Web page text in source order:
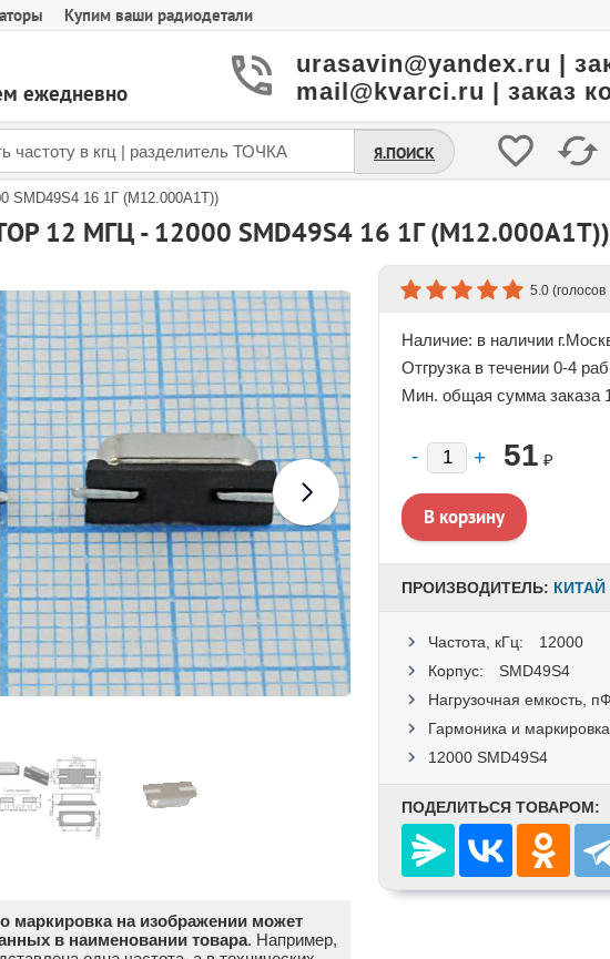
Купим ваши радиодетали
ежедневно
urasavin@yandex.ru |
mail@kvarci.ru | заказ
Я.ПОИСК
SMD49S4 16 1Г (M12.000A1T))
12 МГЦ - 12000 SMD49S4 16 1Г (M12.000A1T))
маркировка на изображении может
в наименовании товара. Например,
5.0 (голосов
Наличие: в наличии
Отгрузка в течении 0-4
Мин. общая сумма заказа
51 ₽
ПРОИЗВОДИТЕЛЬ: КИТАЙ
Частота, кГц:
12000
Корпус:
SMD49S4
Нагрузочная емкость,
Гармоника и
12000 SMD49S4
ПОДЕЛИТЬСЯ ТОВАРОМ: